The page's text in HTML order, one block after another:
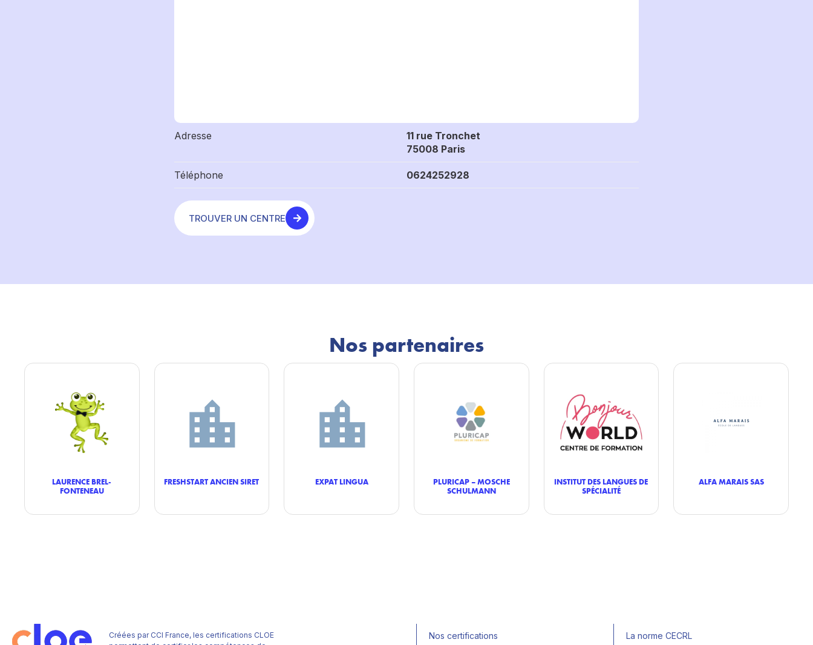
Adresse
11 rue Tronchet
75008 Paris
Téléphone 0624252928
TROUVER UN CENTRE
Nos partenaires
LAURENCE BREL-
FONTENEAU
FRESHSTART ANCIEN SIRET EXPAT LINGUA
PLURICAP – MOSCHE
SCHULMANN
INSTITUT DES LANGUES DE
SPÉCIALITÉ
ALFA MARAIS SAS
Créées par CCI France, les certifications CLOE
Nos certifications La norme CECRL